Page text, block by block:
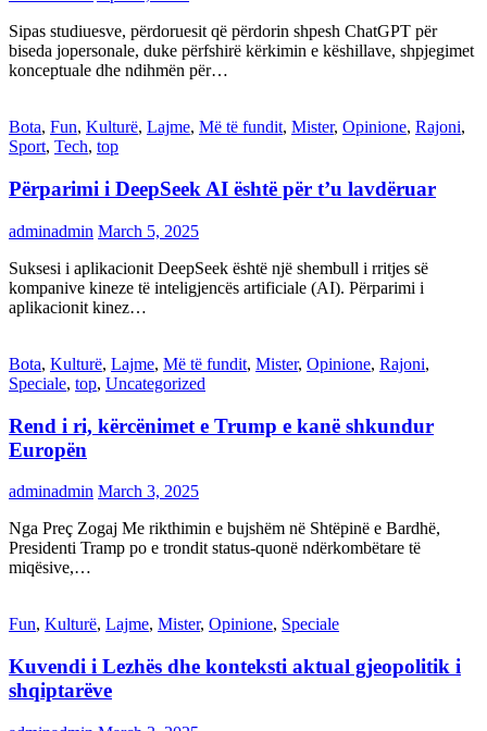
Sipas studiuesve, përdoruesit që përdorin shpesh ChatGPT për
biseda jopersonale, duke përfshirë kërkimin e këshillave, shpjegimet
konceptuale dhe ndihmën për…
Bota, Fun, Kulturë, Lajme, Më të fundit, Mister, Opinione, Rajoni,
Sport, Tech, top
Përparimi i DeepSeek AI është për t’u lavdëruar
adminadmin March 5, 2025
Suksesi i aplikacionit DeepSeek është një shembull i rritjes së
kompanive kineze të inteligjencës artificiale (AI). Përparimi i
aplikacionit kinez…
Bota, Kulturë, Lajme, Më të fundit, Mister, Opinione, Rajoni,
Speciale, top, Uncategorized
Rend i ri, kërcënimet e Trump e kanë shkundur
Europën
adminadmin March 3, 2025
Nga Preç Zogaj Me rikthimin e bujshëm në Shtëpinë e Bardhë,
Presidenti Tramp po e trondit status-quonë ndërkombëtare të
miqësive,…
Fun, Kulturë, Lajme, Mister, Opinione, Speciale
Kuvendi i Lezhës dhe konteksti aktual gjeopolitik i
shqiptarëve